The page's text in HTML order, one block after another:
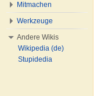
Mitmachen
Werkzeuge
Andere Wikis
Wikipedia (de)
Stupidedia